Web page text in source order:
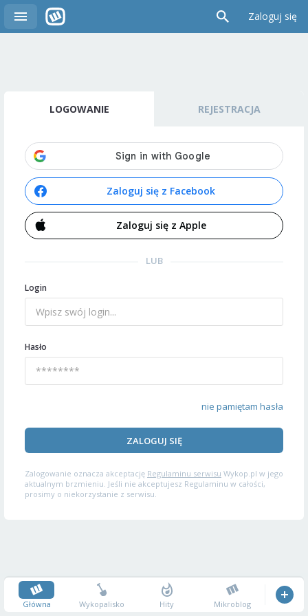
Zaloguj się
LOGOWANIE REJESTRACJA
Zaloguj się z Facebook
Zaloguj się z Apple
LUB
Login
Hasło
nie pamiętam hasła
ZALOGUJ SIĘ
Zalogowanie oznacza akceptację Regulaminu serwisu Wykop.pl w jego
aktualnym brzmieniu. Jeśli nie akceptujesz Regulaminu w całości,
prosimy o niekorzystanie z serwisu.
Główna Wykopalisko Hity Mikroblog